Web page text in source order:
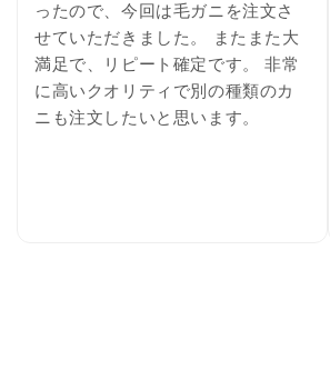
ったので、今回は毛ガニを注文さ
せていただきました。 またまた大
満足で、リピート確定です。 非常
に高いクオリティで別の種類のカ
ニも注文したいと思います。